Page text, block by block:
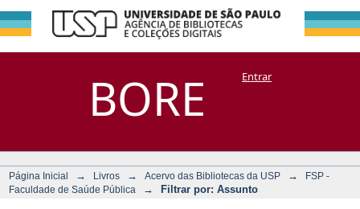
BORE
Filtrar por:
Assunto
DSpace/Manakin + CoriscoEntrar
Página Inicial → Livros → Acervo das Bibliotecas da USP →
FSP -
Faculdade de Saúde Pública
→ Filtrar por: Assunto